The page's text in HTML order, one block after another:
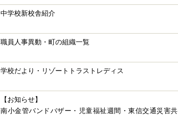
中学校新校舎紹介
職員人事異動・町の組織一覧
学校だより・リゾートトラストレディス
【お知らせ】
南小金管バンドバザー・児童福祉週間・東信交通災害共